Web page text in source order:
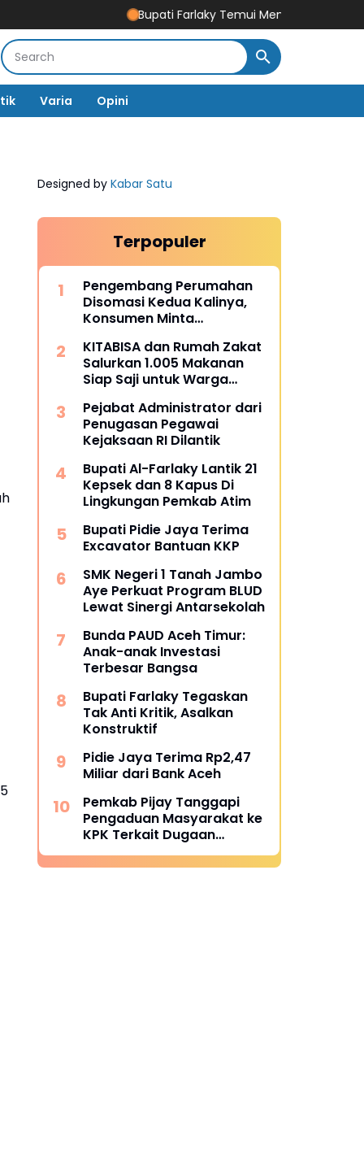
Bupati Farlaky Temui Mendagri Tito Bahas
Varia Opini
Designed by Kabar Satu
Terpopuler
Pengembang Perumahan
Disomasi Kedua Kalinya,
Konsumen Minta
Juta
KITABISA dan Rumah Zakat
Salurkan 1.005 Makanan
Siap Saji untuk Warga
Pejabat Administrator dari
Penugasan Pegawai
Kejaksaan RI Dilantik
Bupati Al-Farlaky Lantik 21
Kepsek dan 8 Kapus Di
Lingkungan Pemkab Atim
Bupati Pidie Jaya Terima
Excavator Bantuan KKP
SMK Negeri 1 Tanah Jambo
Aye Perkuat Program BLUD
Lewat Sinergi Antarsekolah
Bunda PAUD Aceh Timur:
Anak-anak Investasi
Terbesar Bangsa
Bupati Farlaky Tegaskan
Tak Anti Kritik, Asalkan
Konstruktif
Pidie Jaya Terima Rp2,47
Miliar dari Bank Aceh
Pemkab Pijay Tanggapi
Pengaduan Masyarakat ke
KPK Terkait Dugaan
Pemotongan Fee Proyek 15
Persen